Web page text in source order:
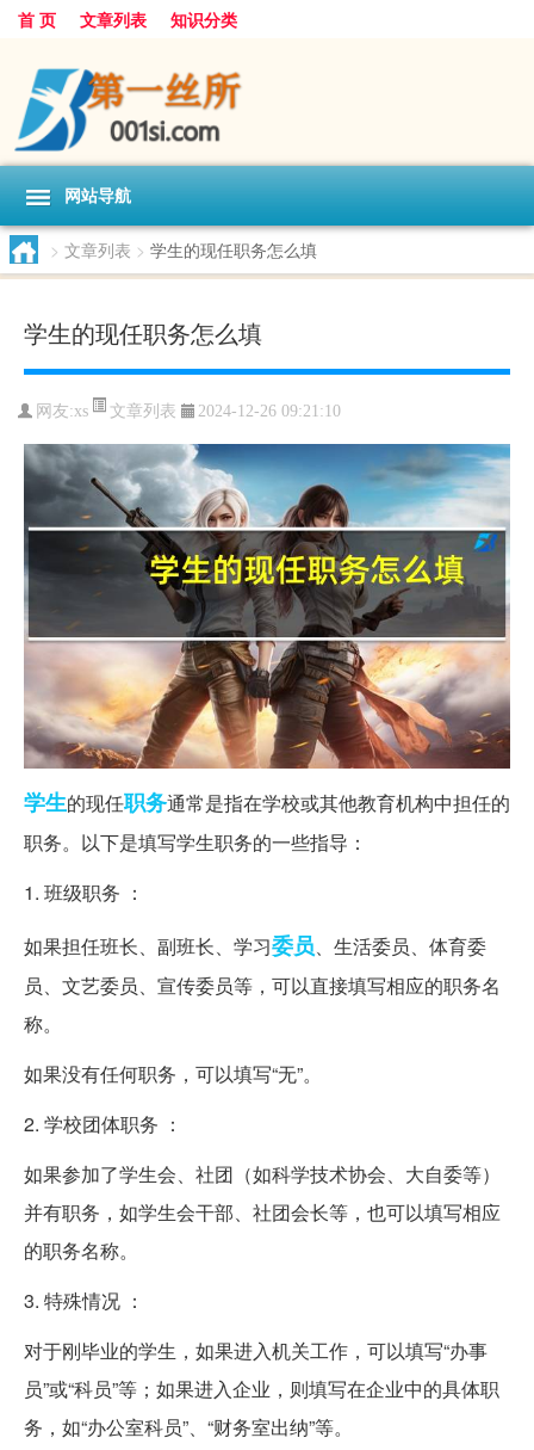
首 页 文章列表 知识分类
网站导航
> 文章列表 > 学生的现任职务怎么填
学生的现任职务怎么填
网友:xs 文章列表 2024-12-26 09:21:10
学生的现任职务通常是指在学校或其他教育机构中担任的
职务。以下是填写学生职务的一些指导：
1. 班级职务 ：
如果担任班长、副班长、学习委员、生活委员、体育委
员、文艺委员、宣传委员等，可以直接填写相应的职务名
称。
如果没有任何职务，可以填写“无”。
2. 学校团体职务 ：
如果参加了学生会、社团（如科学技术协会、大自委等）
并有职务，如学生会干部、社团会长等，也可以填写相应
的职务名称。
3. 特殊情况 ：
对于刚毕业的学生，如果进入机关工作，可以填写“办事
员”或“科员”等；如果进入企业，则填写在企业中的具体职
务，如“办公室科员”、“财务室出纳”等。